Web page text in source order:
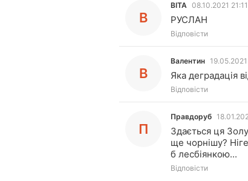
В
ВІТА 08.10.2021 21:11
РУСЛАН
Відповісти
В
Валентин
Яка деградація
Відповісти
П
Правдоруб
Здається ця
ще чорнішу?
б лесбіянкою...
Відповісти